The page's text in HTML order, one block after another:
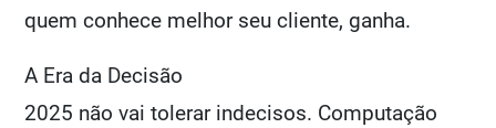
quem conhece melhor seu cliente, ganha.
A Era da Decisão
2025 não vai tolerar indecisos. Computação